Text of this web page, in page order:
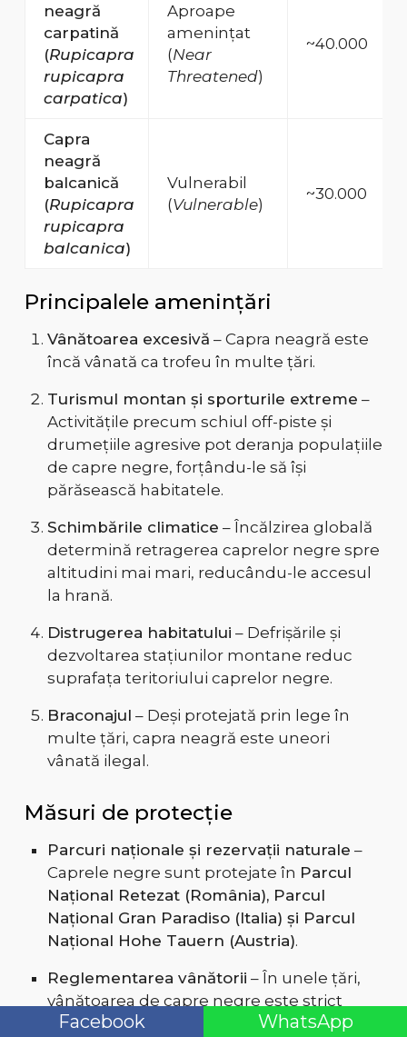
neagră
carpatină
(Rupicapra
rupicapra
carpatica)
Aproape
amenințat
(Near
Threatened)
~40.000
Capra
neagră
balcanică
(Rupicapra
rupicapra
balcanica)
Vulnerabil
(Vulnerable)
~30.000
Principalele amenințări
Vânătoarea excesivă – Capra neagră este
încă vânată ca trofeu în multe țări.
Turismul montan și sporturile extreme –
Activitățile precum schiul off-piste și
drumețiile agresive pot deranja populațiile
de capre negre, forțându-le să își
părăsească habitatele.
Schimbările climatice – Încălzirea globală
determină retragerea caprelor negre spre
altitudini mai mari, reducându-le accesul
la hrană.
Distrugerea habitatului – Defrișările și
dezvoltarea stațiunilor montane reduc
suprafața teritoriului caprelor negre.
Braconajul – Deși protejată prin lege în
multe țări, capra neagră este uneori
vânată ilegal.
Măsuri de protecție
Parcuri naționale și rezervații naturale –
Caprele negre sunt protejate în Parcul
Național Retezat (România), Parcul
Național Gran Paradiso (Italia) și Parcul
Național Hohe Tauern (Austria).
Reglementarea vânătorii – În unele țări,
vânătoarea de capre negre este strict
controlată sau interzisă.
Facebook WhatsApp